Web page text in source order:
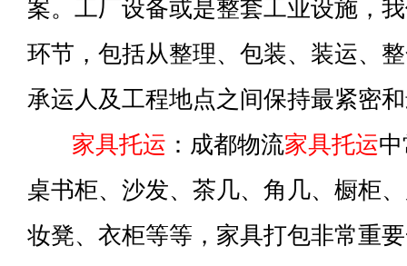
案。工厂设备或是整套工业设施，
环节，包括从整理、包装、装运、
承运人及工程地点之间保持最紧密
家具托运 ：成都物流家具托运
桌书柜、沙发、茶几、角几、橱柜
妆凳、衣柜等等，家具打包非常重